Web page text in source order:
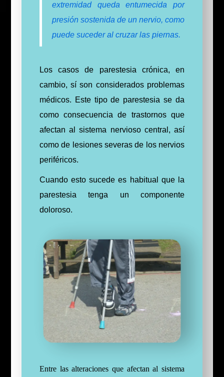
extremidad queda entumecida por
presión sostenida de un nervio, como
puede suceder al cruzar las piernas.
Los casos de parestesia crónica, en
cambio, sí son considerados problemas
médicos. Este tipo de parestesia se da
como consecuencia de trastornos que
afectan al sistema nervioso central, así
como de lesiones severas de los nervios
periféricos.
Cuando esto sucede es habitual que la
parestesia tenga un componente
doloroso.
Entre las alteraciones que afectan al sistema